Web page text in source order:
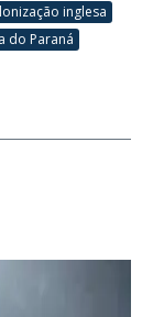
inglesa
do Paraná